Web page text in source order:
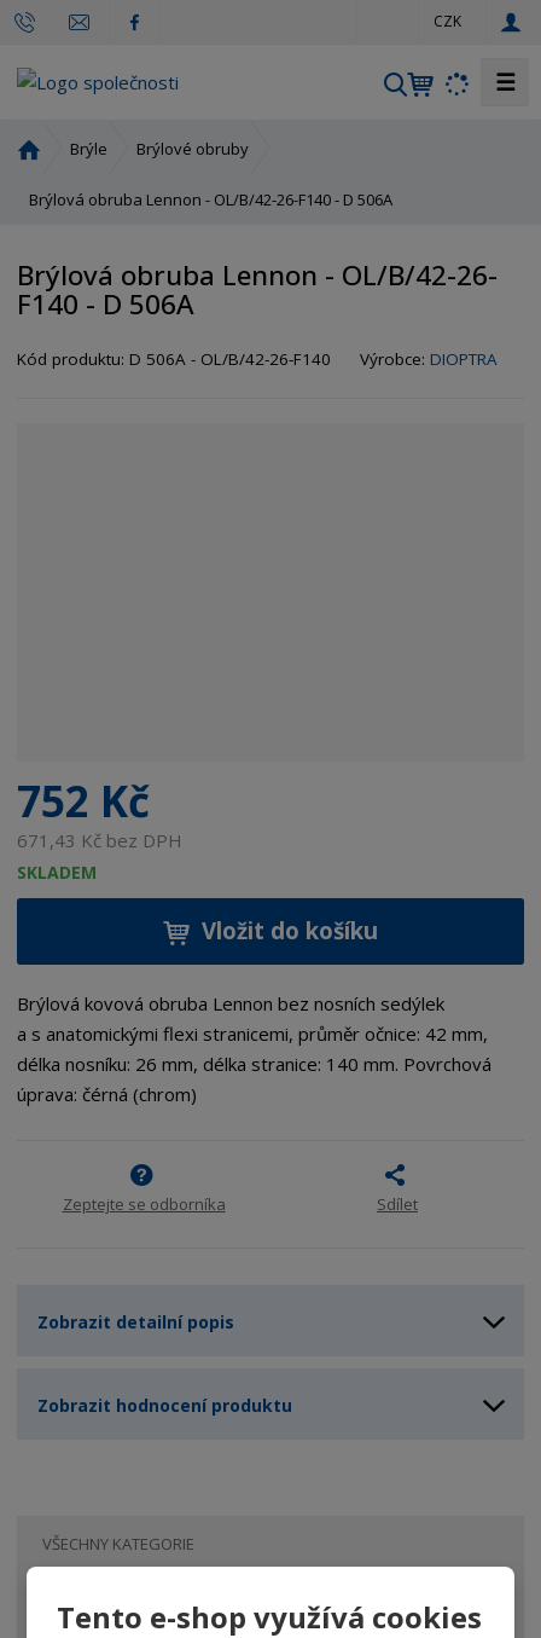
Tento e-shop využívá cookies
CZK
V
a
t
☰
o
í
s
r
Brýle Brýlové obruby
Brýlová obruba Lennon - OL/B/42-26-F140 - D 506A
Brýlová obruba Lennon - OL/B/42-26-
F140 - D 506A
Kód produktu: D 506A - OL/B/42-26-F140 Výrobce: DIOPTRA
752 Kč
671,43 Kč bez DPH
SKLADEM
Vložit do košíku
Brýlová kovová obruba Lennon bez nosních sedýlek
a s anatomickými flexi stranicemi, průměr očnice: 42 mm,
délka nosníku: 26 mm, délka stranice: 140 mm. Povrchová
úprava: čérná (chrom)
Zeptejte se odborníka Sdílet
Zobrazit detailní popis
Zobrazit hodnocení produktu
VŠECHNY KATEGORIE